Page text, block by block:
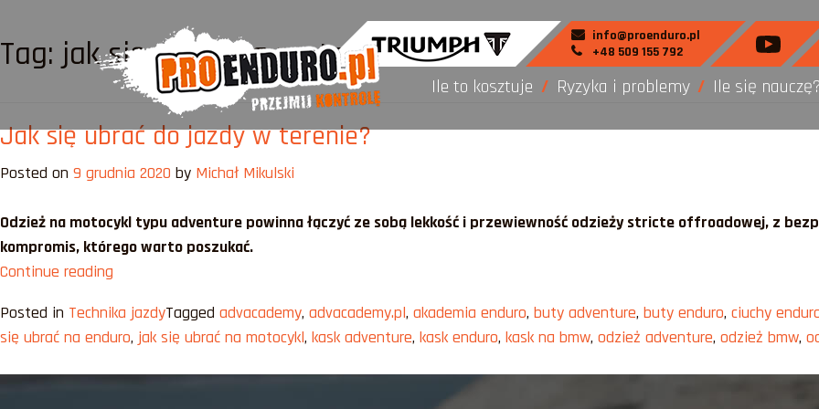
info@proenduro.pl
+48 509 155 792
Ile to kosztuje Ryzyka i problemy Ile się nauczę?
Tag:jak się ubrać na motocykl
Jak się ubrać do jazdy w terenie?
Posted on 9 grudnia 2020 by Michał Mikulski
Odzież na motocykl typu adventure powinna łączyć ze sobą lekkość i przewiewność odzieży stricte offroadowej, z
kompromis, którego warto poszukać.
Continue reading
ubrać
do
jazdy
Posted in Technika jazdyTagged advacademy, advacademy.pl, akademia enduro, buty adventure, buty enduro, ciuchy
się ubrać na enduro, jak się ubrać na motocykl, kask adventure, kask enduro, kask na bmw, odzież adventure, odzież bmw,